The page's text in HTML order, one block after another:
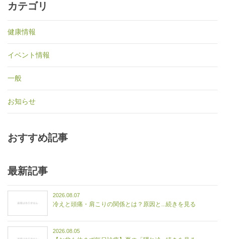
カテゴリ
健康情報
イベント情報
一般
お知らせ
おすすめ記事
最新記事
2026.08.07
冷えと頭痛・肩こりの関係とは？原因と...続きを見る
2026.08.05